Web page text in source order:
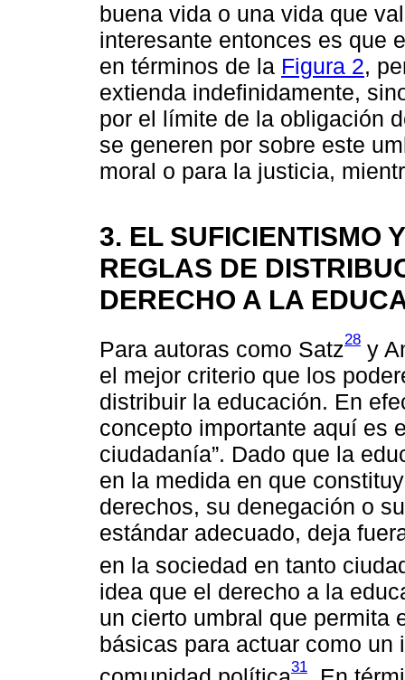
buena vida o una vida que
interesante entonces es que
en términos de la Figura 2,
extienda indefinidamente,
por el límite de la obligación
se generen por sobre este
moral o para la justicia,
3. EL SUFICIENTISMO
REGLAS DE
DERECHO A LA
Para autoras como Satz28 y
el mejor criterio que los
distribuir la educación. En
concepto importante aquí es
ciudadanía”. Dado que la
en la medida en que
derechos, su denegación o
estándar adecuado, deja
en la sociedad en tanto
idea que el derecho a la
un cierto umbral que permita
básicas para actuar como
31